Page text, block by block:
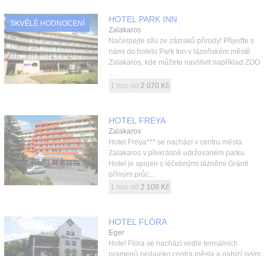
SKVĚLÉ HODNOCENÍ HOTEL PARK INN
Zalakaros
Načerpejte sílu ze zázraků přírody! Přijeďte s
námi do hotelu Park Inn v lázeňském městě
Zalakaros, kde můžete navštívit například ZOO
...
1 noc od 2 070 Kč
HOTEL FREYA
Zalakaros
Hotel Freya*** se nachází v centru města
Zalakaros v překrásně udržovaném parku.
Hotel je spojen s léčebnými lázněmi Gránit
přímým průc...
1 noc od 2 108 Kč
HOTEL FLÓRA
Eger
Hotel Flóra se nachází vedle termálních